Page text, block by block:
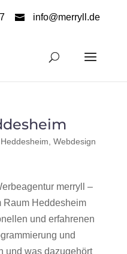
info@merryll.de
Heddesheim Webdesign
merryll –
Raum Heddesheim
und erfahrenen
und
und was dazugehört